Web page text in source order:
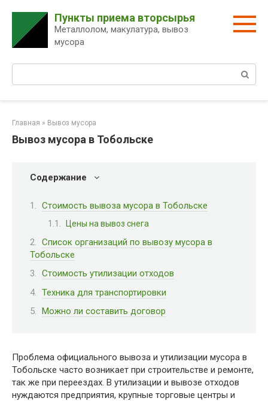
контенту
Пункты приема вторсырья
Металлолом, макулатура, вывоз
мусора
Главная » Вывоз мусора
Вывоз мусора в Тобольске
Содержание
Стоимость вывоза мусора в Тобольске
Цены на вывоз снега
Список организаций по вывозу мусора в
Тобольске
Стоимость утилизации отходов
Техника для транспортировки
Можно ли составить договор
Проблема официального вывоза и утилизации мусора в
Тобольске часто возникает при строительстве и ремонте,
так же при переездах. В утилизации и вывозе отходов
нуждаются предприятия, крупные торговые центры и